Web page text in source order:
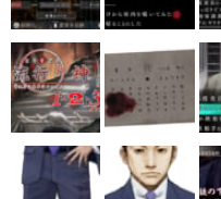
電ファミニコゲーマーとは？
運営：株式会社マレ